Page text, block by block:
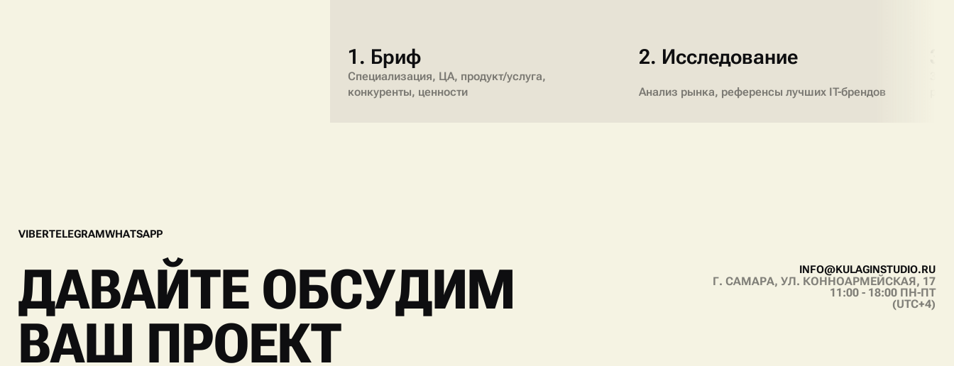
1. Бриф
Специализация, ЦА, продукт/услуга,
конкуренты, ценности
2. Исследование
Анализ рынка, референсы лучших IT-брендов
VIBERTELEGRAMWHATSAPP
ДАВАЙТЕ ОБСУДИМ
ВАШ ПРОЕКТ
INFO@KULAGINSTUDIO.RU
NFO@KULAGINSTUDIO. RU
Г. САМАРА, УЛ. КОННОАРМЕЙСКАЯ, 17
11:00 - 18:00 ПН-ПТ
(UTC+4)